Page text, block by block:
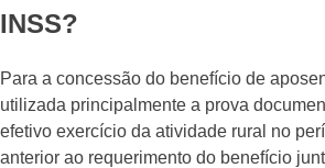
INSS?
Para a concessão do benefício de
utilizada principalmente a prova
efetivo exercício da atividade rural no
anterior ao requerimento do benefício